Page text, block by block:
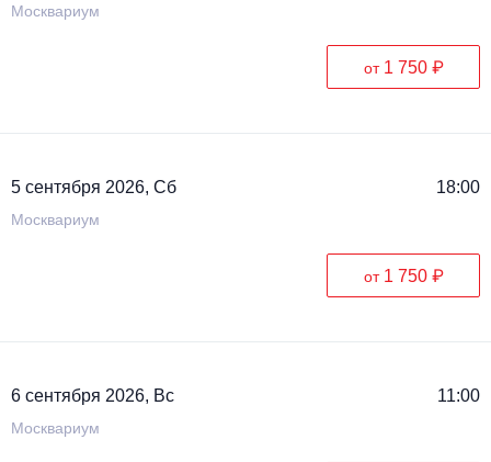
Москвариум
от 1 750 ₽
5 сентября 2026, Сб 18:00
Москвариум
от 1 750 ₽
6 сентября 2026, Вс 11:00
Москвариум